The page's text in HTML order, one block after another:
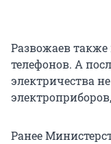
Развожаев
телефонов. А
электричества
Ранее